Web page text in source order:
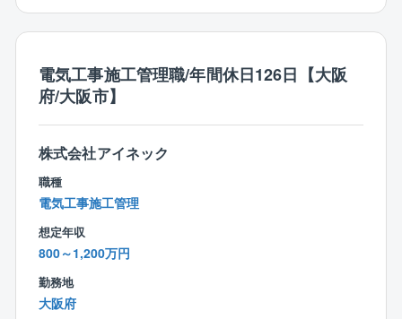
短期間で公共工事が可能となるため、全国の沢山の自
治体様からお声掛けをいただいております。
◎急成長中！
設立8年の企業ながら各自治体の信頼を勝ち取り、破竹
後も増えていきます。
に行い、大規模プロジェクトを手掛けた実績が豊富な
同社だからこそ初回の訪問から耳を傾けていただきや
すいのも魅力の1つです。
※プロジェクトの一例
・学校、病院、オフィス、街路灯などのLED照明の切
り替え
・EV自動車の充電スタンドやカーシェアリングの拠点
整備
・快適な室内環境を実現しながら、消費エネルギー
（電力等）のコスト削減
な省エネ化の運用
・自家消費型太陽光発電設備の企画、実行 など..
【働き方、就業環境】
◎IT化の推進
工管理は泥臭い」。
そんな誤ったイメージを払拭できるように様々なITツ
工事が中心で、中には大手メーカーとの協業案件もあ
り、やりがいとスキルアップができる環境です。
◎上場に向け準備中
近年注目度の高まる再生エネルギーや、省エネルギー
に関わるトータルソリューションを手掛けている同
社。
直行直帰も可能です。
【キャリアパス】
入社後は同社の施工管理フローに関する知識を習得→
徐々に担当する施工管理業務の幅を広げながら独り立
ち→将来は施工管理部門の中核としてご活躍いただく
と共に、業務指導や人材育成にも貢献いただきたいと
考えております。
◎社会貢献性
自治体、政府が掲げているカーボンニュートラルに対
電気工事施工管理職/年間休日126日【大阪
府/大阪市】
株式会社アイネック
職種
電気工事施工管理
想定年収
800～1,200万円
勤務地
大阪府